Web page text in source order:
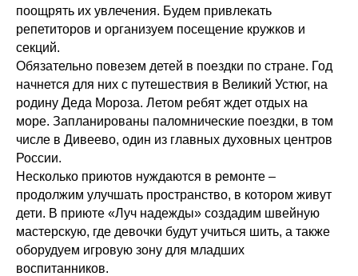
поощрять их увлечения. Будем привлекать
репетиторов и организуем посещение кружков и
секций.
Обязательно повезем детей в поездки по стране. Год
начнется для них с путешествия в Великий Устюг, на
родину Деда Мороза. Летом ребят ждет отдых на
море. Запланированы паломнические поездки, в том
числе в Дивеево, один из главных духовных центров
России.
Несколько приютов нуждаются в ремонте –
продолжим улучшать пространство, в котором живут
дети. В приюте «Луч надежды» создадим швейную
мастерскую, где девочки будут учиться шить, а также
оборудуем игровую зону для младших
воспитанников.